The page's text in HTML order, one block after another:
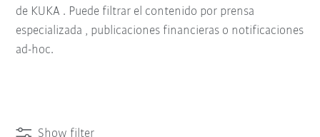
de KUKA . Puede filtrar el contenido por prensa
especializada , publicaciones financieras o notificaciones
ad-hoc.
Show filter